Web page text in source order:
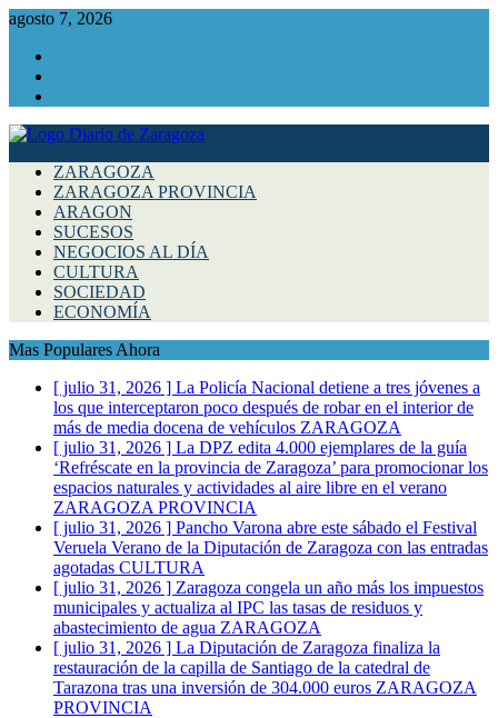
agosto 7, 2026
ZARAGOZA
ZARAGOZA PROVINCIA
ARAGON
SUCESOS
NEGOCIOS AL DÍA
CULTURA
SOCIEDAD
ECONOMÍA
Mas Populares Ahora
[ julio 31, 2026 ] La Policía Nacional detiene a tres jóvenes a
los que interceptaron poco después de robar en el interior de
más de media docena de vehículos ZARAGOZA
[ julio 31, 2026 ] La DPZ edita 4.000 ejemplares de la guía
‘Refréscate en la provincia de Zaragoza’ para promocionar los
espacios naturales y actividades al aire libre en el verano
ZARAGOZA PROVINCIA
[ julio 31, 2026 ] Pancho Varona abre este sábado el Festival
Veruela Verano de la Diputación de Zaragoza con las entradas
agotadas CULTURA
[ julio 31, 2026 ] Zaragoza congela un año más los impuestos
municipales y actualiza al IPC las tasas de residuos y
abastecimiento de agua ZARAGOZA
[ julio 31, 2026 ] La Diputación de Zaragoza finaliza la
restauración de la capilla de Santiago de la catedral de
Tarazona tras una inversión de 304.000 euros ZARAGOZA
PROVINCIA